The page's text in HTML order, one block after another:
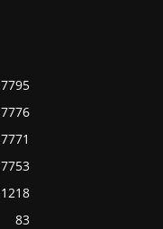
7795
7776
7771
7753
1218
83